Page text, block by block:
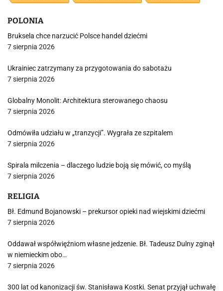
POLONIA
Bruksela chce narzucić Polsce handel dziećmi
7 sierpnia 2026
Ukrainiec zatrzymany za przygotowania do sabotażu
7 sierpnia 2026
Globalny Monolit: Architektura sterowanego chaosu
7 sierpnia 2026
Odmówiła udziału w „tranzycji”. Wygrała ze szpitalem
7 sierpnia 2026
Spirala milczenia – dlaczego ludzie boją się mówić, co myślą
7 sierpnia 2026
RELIGIA
Bł. Edmund Bojanowski – prekursor opieki nad wiejskimi dziećmi
7 sierpnia 2026
Oddawał współwięźniom własne jedzenie. Bł. Tadeusz Dulny zginął
w niemieckim obo…
7 sierpnia 2026
300 lat od kanonizacji św. Stanisława Kostki. Senat przyjął uchwałę